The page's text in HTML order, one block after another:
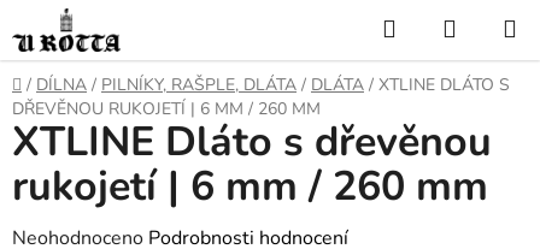
na
obsah
Hledat
KOŠÍK
DOMŮ
/ DÍLNA / PILNÍKY, RAŠPLE, DLÁTA / DLÁTA / XTLINE DLÁTO S
DŘEVĚNOU RUKOJETÍ | 6 MM / 260 MM
XTLINE Dláto s dřevěnou
rukojetí | 6 mm / 260 mm
Průměrné
Neohodnoceno Podrobnosti hodnocení